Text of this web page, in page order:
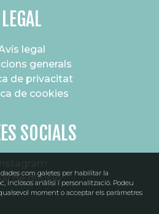
LEGAL
legal
generals
de privacitat
de cookies
SOCIALS
de difusió
com galetes per habilitar la
inclosos anàlisi i personalització. Podeu
moment o acceptar els paràmetres